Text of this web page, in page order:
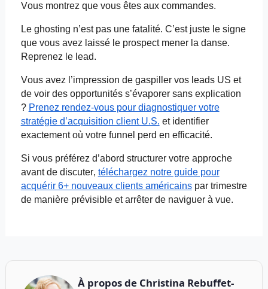
Vous montrez que vous êtes aux commandes.
Le ghosting n’est pas une fatalité. C’est juste le signe
que vous avez laissé le prospect mener la danse.
Reprenez le lead.
Vous avez l’impression de gaspiller vos leads US et
de voir des opportunités s’évaporer sans explication
? Prenez rendez-vous pour diagnostiquer votre
stratégie d’acquisition client U.S. etidentifier
exactement où votre funnel perd en efficacité.
Si vous préférez d’abord structurer votre approche
avant de discuter, téléchargez notre guide pour
acquérir 6+ nouveaux clients américainspar trimestre
de manière prévisible et arrêter de naviguer à vue.
À propos de Christina Rebuffet-